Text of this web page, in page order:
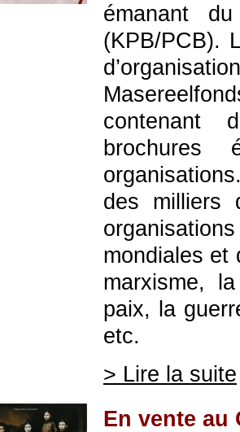
émanant
(KPB/PCB).
contenant
des milliers
mondiales et
marxisme,
paix, la
etc.
> Lire la suite
En vente au